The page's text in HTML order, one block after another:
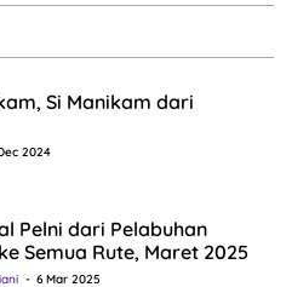
Si Manikam dari
2024
Pelni dari Pelabuhan
Semua Rute, Maret 2025
6 Mar 2025